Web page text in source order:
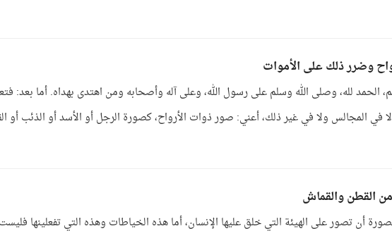
وضرر ذلك على الأموات
الحمد لله، وصلى الله وسلم على رسول الله، وعلى آله وأصحابه ومن اهتدى بهداه. أما بعد:
في المجالس ولا في غير ذلك، أعني: صور ذوات الأرواح، كصورة الرجل أو الأسد أو الذئب أو
القطن والقماش
أن تصور على الهيئة التي خلق عليها الإنسان، أما هذه الخياطات وهذه التي تفعلينها